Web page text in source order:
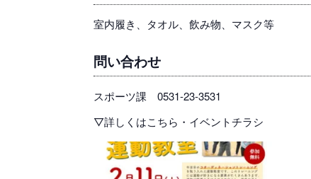
室内履き、タオル、飲み物、マスク等
問い合わせ
スポーツ課 0531-23-3531
▽詳しくはこちら・イベントチラシ